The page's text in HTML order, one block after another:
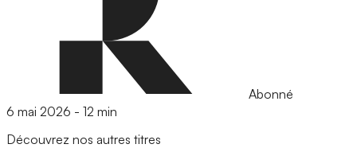
Abonné
6 mai 2026 - 12 min
Découvrez nos autres titres